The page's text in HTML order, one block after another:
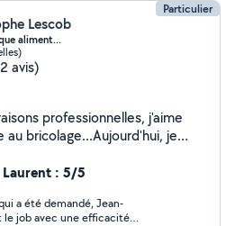
Particulier
Lescob
aliment...
avis)
professionnelles, j'aime
au bricolage...Aujourd'hui, je
ce que je fais...Et
Laurent : 5/5
a été demandé, Jean-
job avec une efficacité